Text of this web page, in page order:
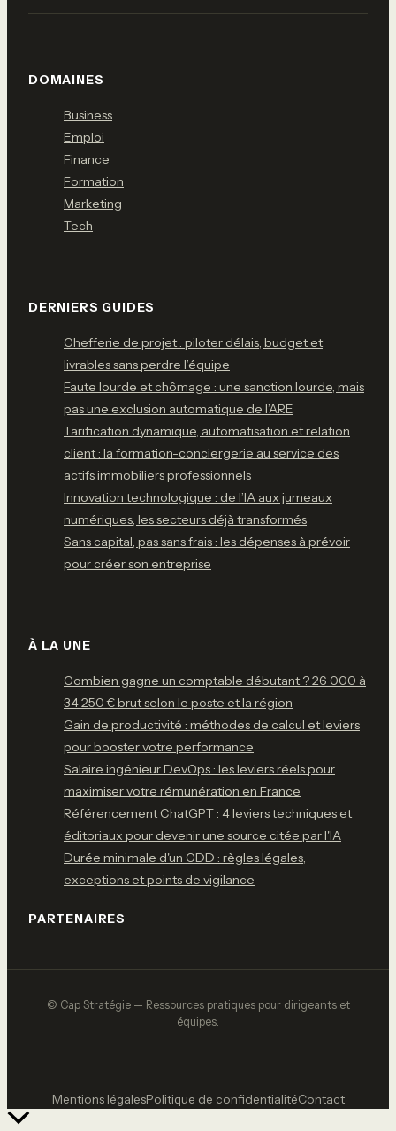
DOMAINES
Business
Emploi
Finance
Formation
Marketing
Tech
DERNIERS GUIDES
Chefferie de projet : piloter délais, budget et
livrables sans perdre l’équipe
Faute lourde et chômage : une sanction lourde, mais
pas une exclusion automatique de l’ARE
Tarification dynamique, automatisation et relation
client : la formation-conciergerie au service des
actifs immobiliers professionnels
Innovation technologique : de l’IA aux jumeaux
numériques, les secteurs déjà transformés
Sans capital, pas sans frais : les dépenses à prévoir
pour créer son entreprise
À LA UNE
Combien gagne un comptable débutant ? 26 000 à
34 250 € brut selon le poste et la région
Gain de productivité : méthodes de calcul et leviers
pour booster votre performance
Salaire ingénieur DevOps : les leviers réels pour
maximiser votre rémunération en France
Référencement ChatGPT : 4 leviers techniques et
éditoriaux pour devenir une source citée par l'IA
Durée minimale d'un CDD : règles légales,
exceptions et points de vigilance
PARTENAIRES
© Cap Stratégie — Ressources pratiques pour dirigeants et
équipes.
Mentions légalesPolitique de confidentialitéContact